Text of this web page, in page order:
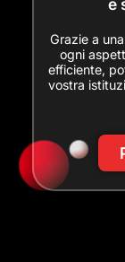
Grazie a
ogni
efficiente,
vostra